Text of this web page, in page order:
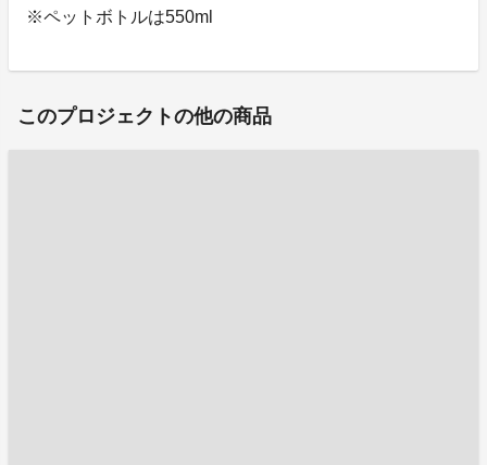
※ペットボトルは550ml
このプロジェクトの他の商品